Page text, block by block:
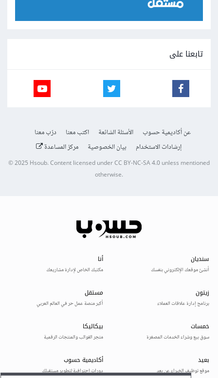
تابعنا على
عن أكاديمية حسوب الأسئلة الشائعة اكتب معنا
درّب معنا
إرشادات الاستخدام
بيان الخصوصية مركز المساعدة
© 2025Hsoub.Content licensed underCC BY-NC-SA 4.0unless mentioned
otherwise.